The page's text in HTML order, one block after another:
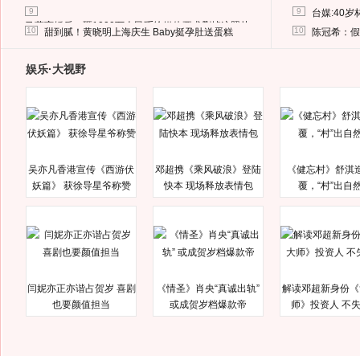
9
马蓉离婚后，砸1000万人民币给媒体要求删掉这照片
10 甜到腻！黄晓明上海庆生 Baby挺孕肚送蛋糕
9 台媒:40岁
10 陈冠希：
娱乐·大视野
吴亦凡香港宣传《西游伏
妖篇》 获徐导星爷称赞
邓超携《乘风破浪》登陆
快本 现场释放表情包
《健忘村》舒淇
覆，“村”出自
闫妮亦正亦谐占贺岁 喜剧
也要颜值担当
《情圣》肖央“真诚出轨”
或成贺岁档爆款帝
解读邓超新身份
师》投资人 不